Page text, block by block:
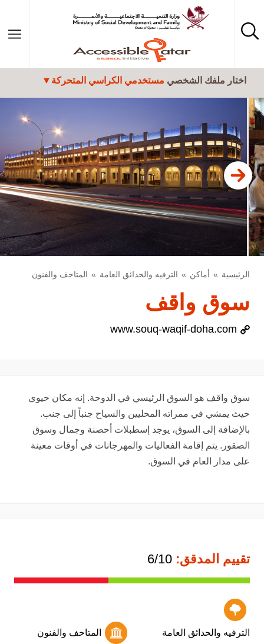
تجاوز إلى المحتوى الرئيسي
اختار ملفك الشخصي مستخدمي الكراسي المتحركة
الرئيسية أماكن الترفيه والحدائق العامة المتاحف والفنون
سوق واقف
www.souq-waqif-doha.com
سوق واقف هو السوق الرئيسي في الدوحة. إنه مكان حيوي
حيث يمشي في ممراته المحليين والسياح جنباً إلى جنب.
بالإضافة إلى السوق، يوجد إسطبلات أحصنة وجمال وسوق
الصقور. يتم إقامة الفعاليات والمهرجانات في أوقات معينة
على مدار العام في السوق.
تقييم المدقق:
الترفيه والحدائق العامة المتاحف والفنون